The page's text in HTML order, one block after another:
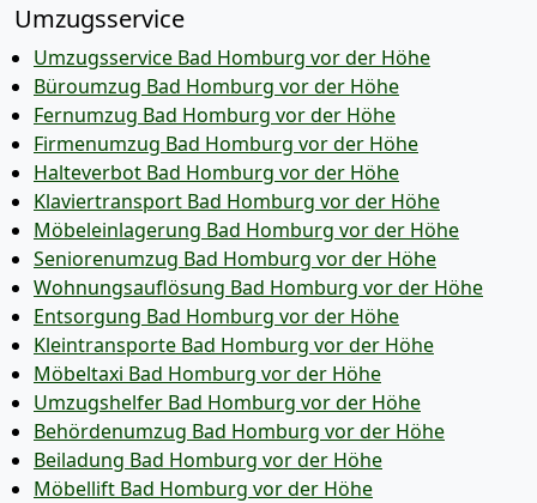
Umzugsservice
Umzugsservice Bad Homburg vor der Höhe
Büroumzug Bad Homburg vor der Höhe
Fernumzug Bad Homburg vor der Höhe
Firmenumzug Bad Homburg vor der Höhe
Halteverbot Bad Homburg vor der Höhe
Klaviertransport Bad Homburg vor der Höhe
Möbeleinlagerung Bad Homburg vor der Höhe
Seniorenumzug Bad Homburg vor der Höhe
Wohnungsauflösung Bad Homburg vor der Höhe
Entsorgung Bad Homburg vor der Höhe
Kleintransporte Bad Homburg vor der Höhe
Möbeltaxi Bad Homburg vor der Höhe
Umzugshelfer Bad Homburg vor der Höhe
Behördenumzug Bad Homburg vor der Höhe
Beiladung Bad Homburg vor der Höhe
Möbellift Bad Homburg vor der Höhe